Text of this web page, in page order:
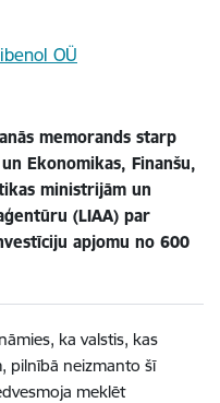
memorands starp
Ekonomikas, Finanšu,
ministrijām un
(LIAA) par
apjomu no 600
ka valstis, kas
pilnībā neizmanto šī
meklēt